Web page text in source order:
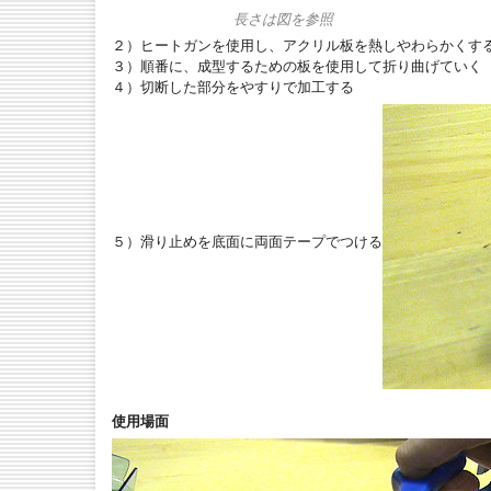
長さは図を参照
２）ヒートガンを使用し、アクリル板を熱しやわらかくす
３）順番に、成型するための板を使用して折り曲げていく
４）切断した部分をやすりで加工する
５）滑り止めを底面に両面テープでつける
使用場面